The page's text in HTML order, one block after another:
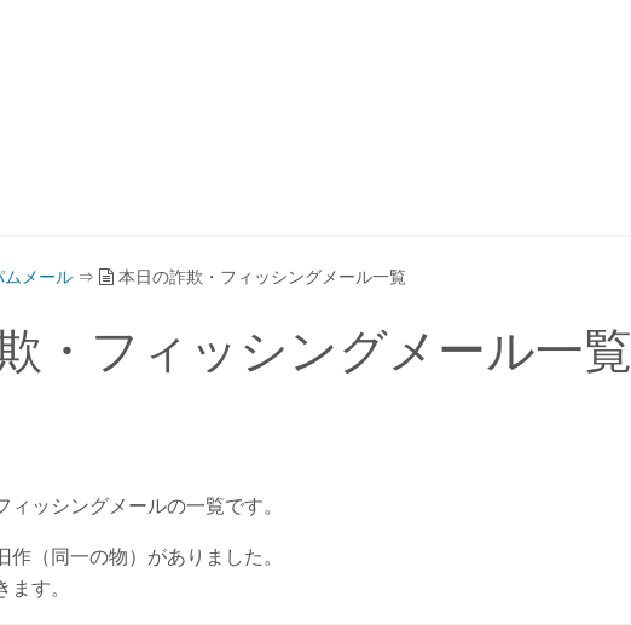
ムメール ⇒ 本日の詐欺・フィッシングメール一覧
・フィッシングメール一覧
ッシングメールの一覧です。
（同一の物）がありました。
す。